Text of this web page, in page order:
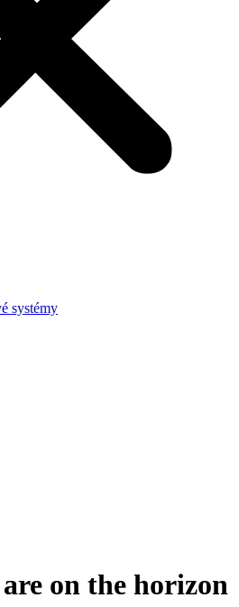
systémy
on the horizon